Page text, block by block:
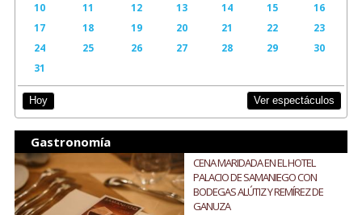
10
11 12 13 14 15
16
17
18 19 20 21 22
23
24
25 26 27 28 29
30
31
Hoy Ver espectáculos
Gastronomía
CENA MARIDADA EN EL HOTEL
PALACIO DE SAMANIEGO CON
BODEGAS ALÚTIZ Y REMÍREZ DE
GANUZA